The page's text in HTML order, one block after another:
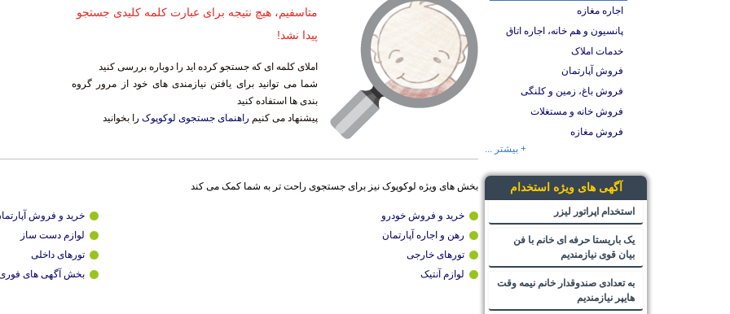
متاسفیم، هیچ نتیجه برای عبارت کلمه کلیدی جستجو
پیدا نشد!
املای کلمه ای که جستجو کرده اید را دوباره بررسی کنید
شما می توانید برای یافتن نیازمندی های خود از مرور گروه
بندی ها استفاده کنید
پیشنهاد می کنیم راهنمای جستجوی لوکوپوک را بخوانید
بخش های ویژه لوکوپوک نیز برای جستجوی راحت تر به شما کمک می کند
خرید و فروش خودرو
خرید و فروش
رهن و اجاره آپارتمان
لوازم دست ساز
تورهای خارجی
تورهای داخلی
لوازم آنتیک
بخش آگهی های
اجاره مغازه
پانسیون و هم خانه، اجاره اتاق
خدمات املاک
فروش آپارتمان
فروش باغ، زمین و کلنگی
فروش خانه و مستغلات
فروش مغازه
+ بیشتر ...
آگهی های ویژه استخدام
استخدام اپراتور لیزر
یک باریستا حرفه ای خانم با فن
بیان قوی نیازمندیم
به تعدادی صندوقدار خانم نیمه وقت
هایپر نیازمندیم